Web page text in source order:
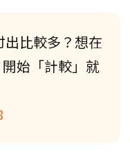
比較多？想在
始「計較」就